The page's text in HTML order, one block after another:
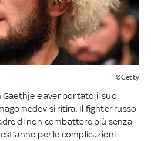
©Getty
e aver portato il suo
si ritira. Il fighter russo
di non combattere più senza
per le complicazioni